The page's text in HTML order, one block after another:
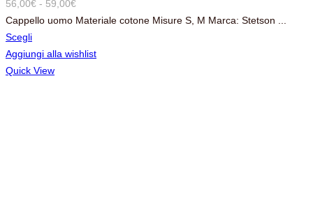
56,00€ - 59,00€Fascia
di
da
Cappello uomo Materiale cotone Misure S, M Marca: Stetson ...
Scegli
Aggiungi alla wishlist
Quick View